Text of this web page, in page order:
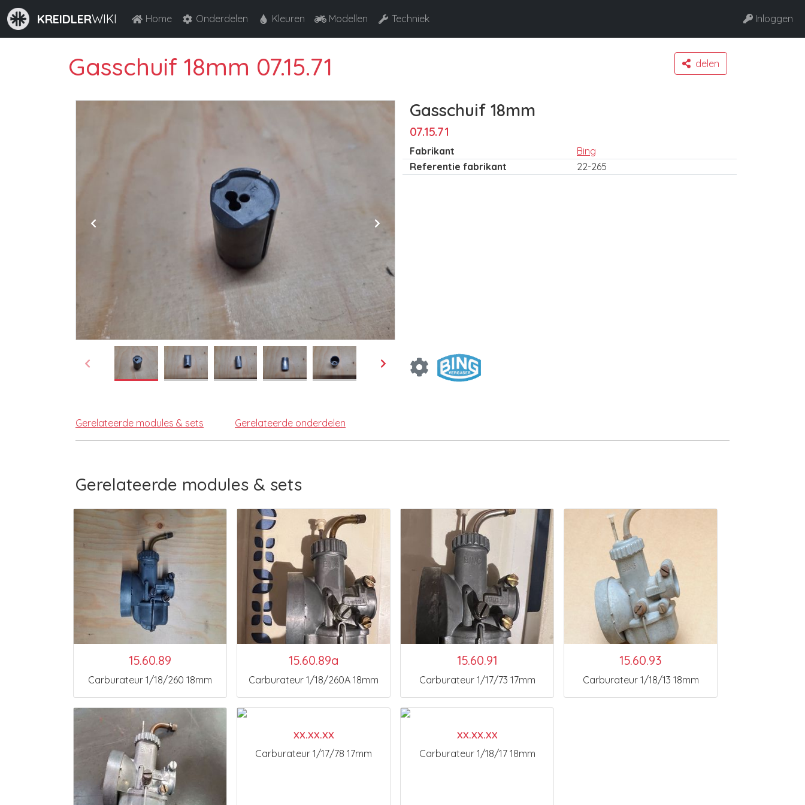
KREIDLERWIKI Home Onderdelen Kleuren Modellen Techniek Inloggen
Gasschuif 18mm 07.15.71 delen
Gasschuif 18mm
07.15.71
Fabrikant
Bing
Referentie fabrikant
22-265
Gerelateerde modules & sets Gerelateerde onderdelen
Gerelateerde modules & sets
15.60.89
Carburateur 1/18/260 18mm
15.60.89a
Carburateur 1/18/260A 18mm
15.60.91
Carburateur 1/17/73 17mm
15.60.93
Carburateur 1/18/13 18mm
xx.xx.xx
Carburateur 1/17/78 17mm
xx.xx.xx
Carburateur 1/18/17 18mm